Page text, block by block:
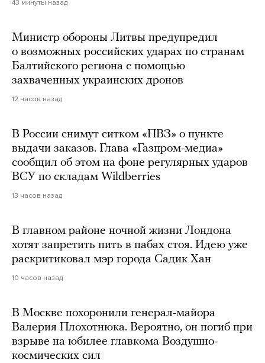
43 минуты назад
Министр обороны Литвы предупредил
о возможных российских ударах по странам
Балтийского региона с помощью
захваченных украинских дронов
12 часов назад
В России снимут ситком «ПВЗ» о пункте
выдачи заказов. Глава «Газпром-медиа»
сообщил об этом на фоне регулярных ударов
ВСУ по складам Wildberries
13 часов назад
В главном районе ночной жизни Лондона
хотят запретить пить в пабах стоя. Идею уже
раскритиковал мэр города Садик Хан
10 часов назад
В Москве похоронили генерал-майора
Валерия Плохотнюка. Вероятно, он погиб при
взрыве на юбилее главкома Воздушно-
космических сил